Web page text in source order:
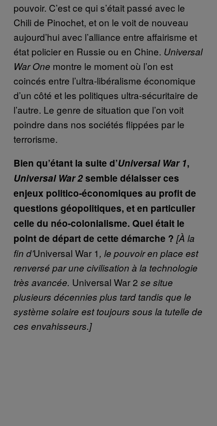
pouvoir. C’est ce qui s’était passé avec le
Chili de Pinochet, et on le voit de nouveau
aujourd’hui avec l’alliance entre affairisme et
état policier en Russie ou en Chine. Universal
War One montre le moment où l’on est
coincés entre l’ultra-libéralisme économique
d’un côté et les politiques ultra-sécuritaire de
l’autre. Le genre de situation que l’on voit
poindre dans nos sociétés flippées par le
terrorisme.
Bien qu’étant la suite d’Universal War 1,
Universal War 2semble délaisser ces
enjeux politico-économiques au profit de
questions géopolitiques, et en particulier
celle du néo-colonialisme. Quel était le
point de départ de cette démarche ? [À la
fin d’Universal War 1, le pouvoir en place est
renversé par une civilisation à la technologie
très avancée. Universal War 2 se situe
plusieurs décennies plus tard tandis que le
système solaire est toujours sous la tutelle de
ces envahisseurs.]